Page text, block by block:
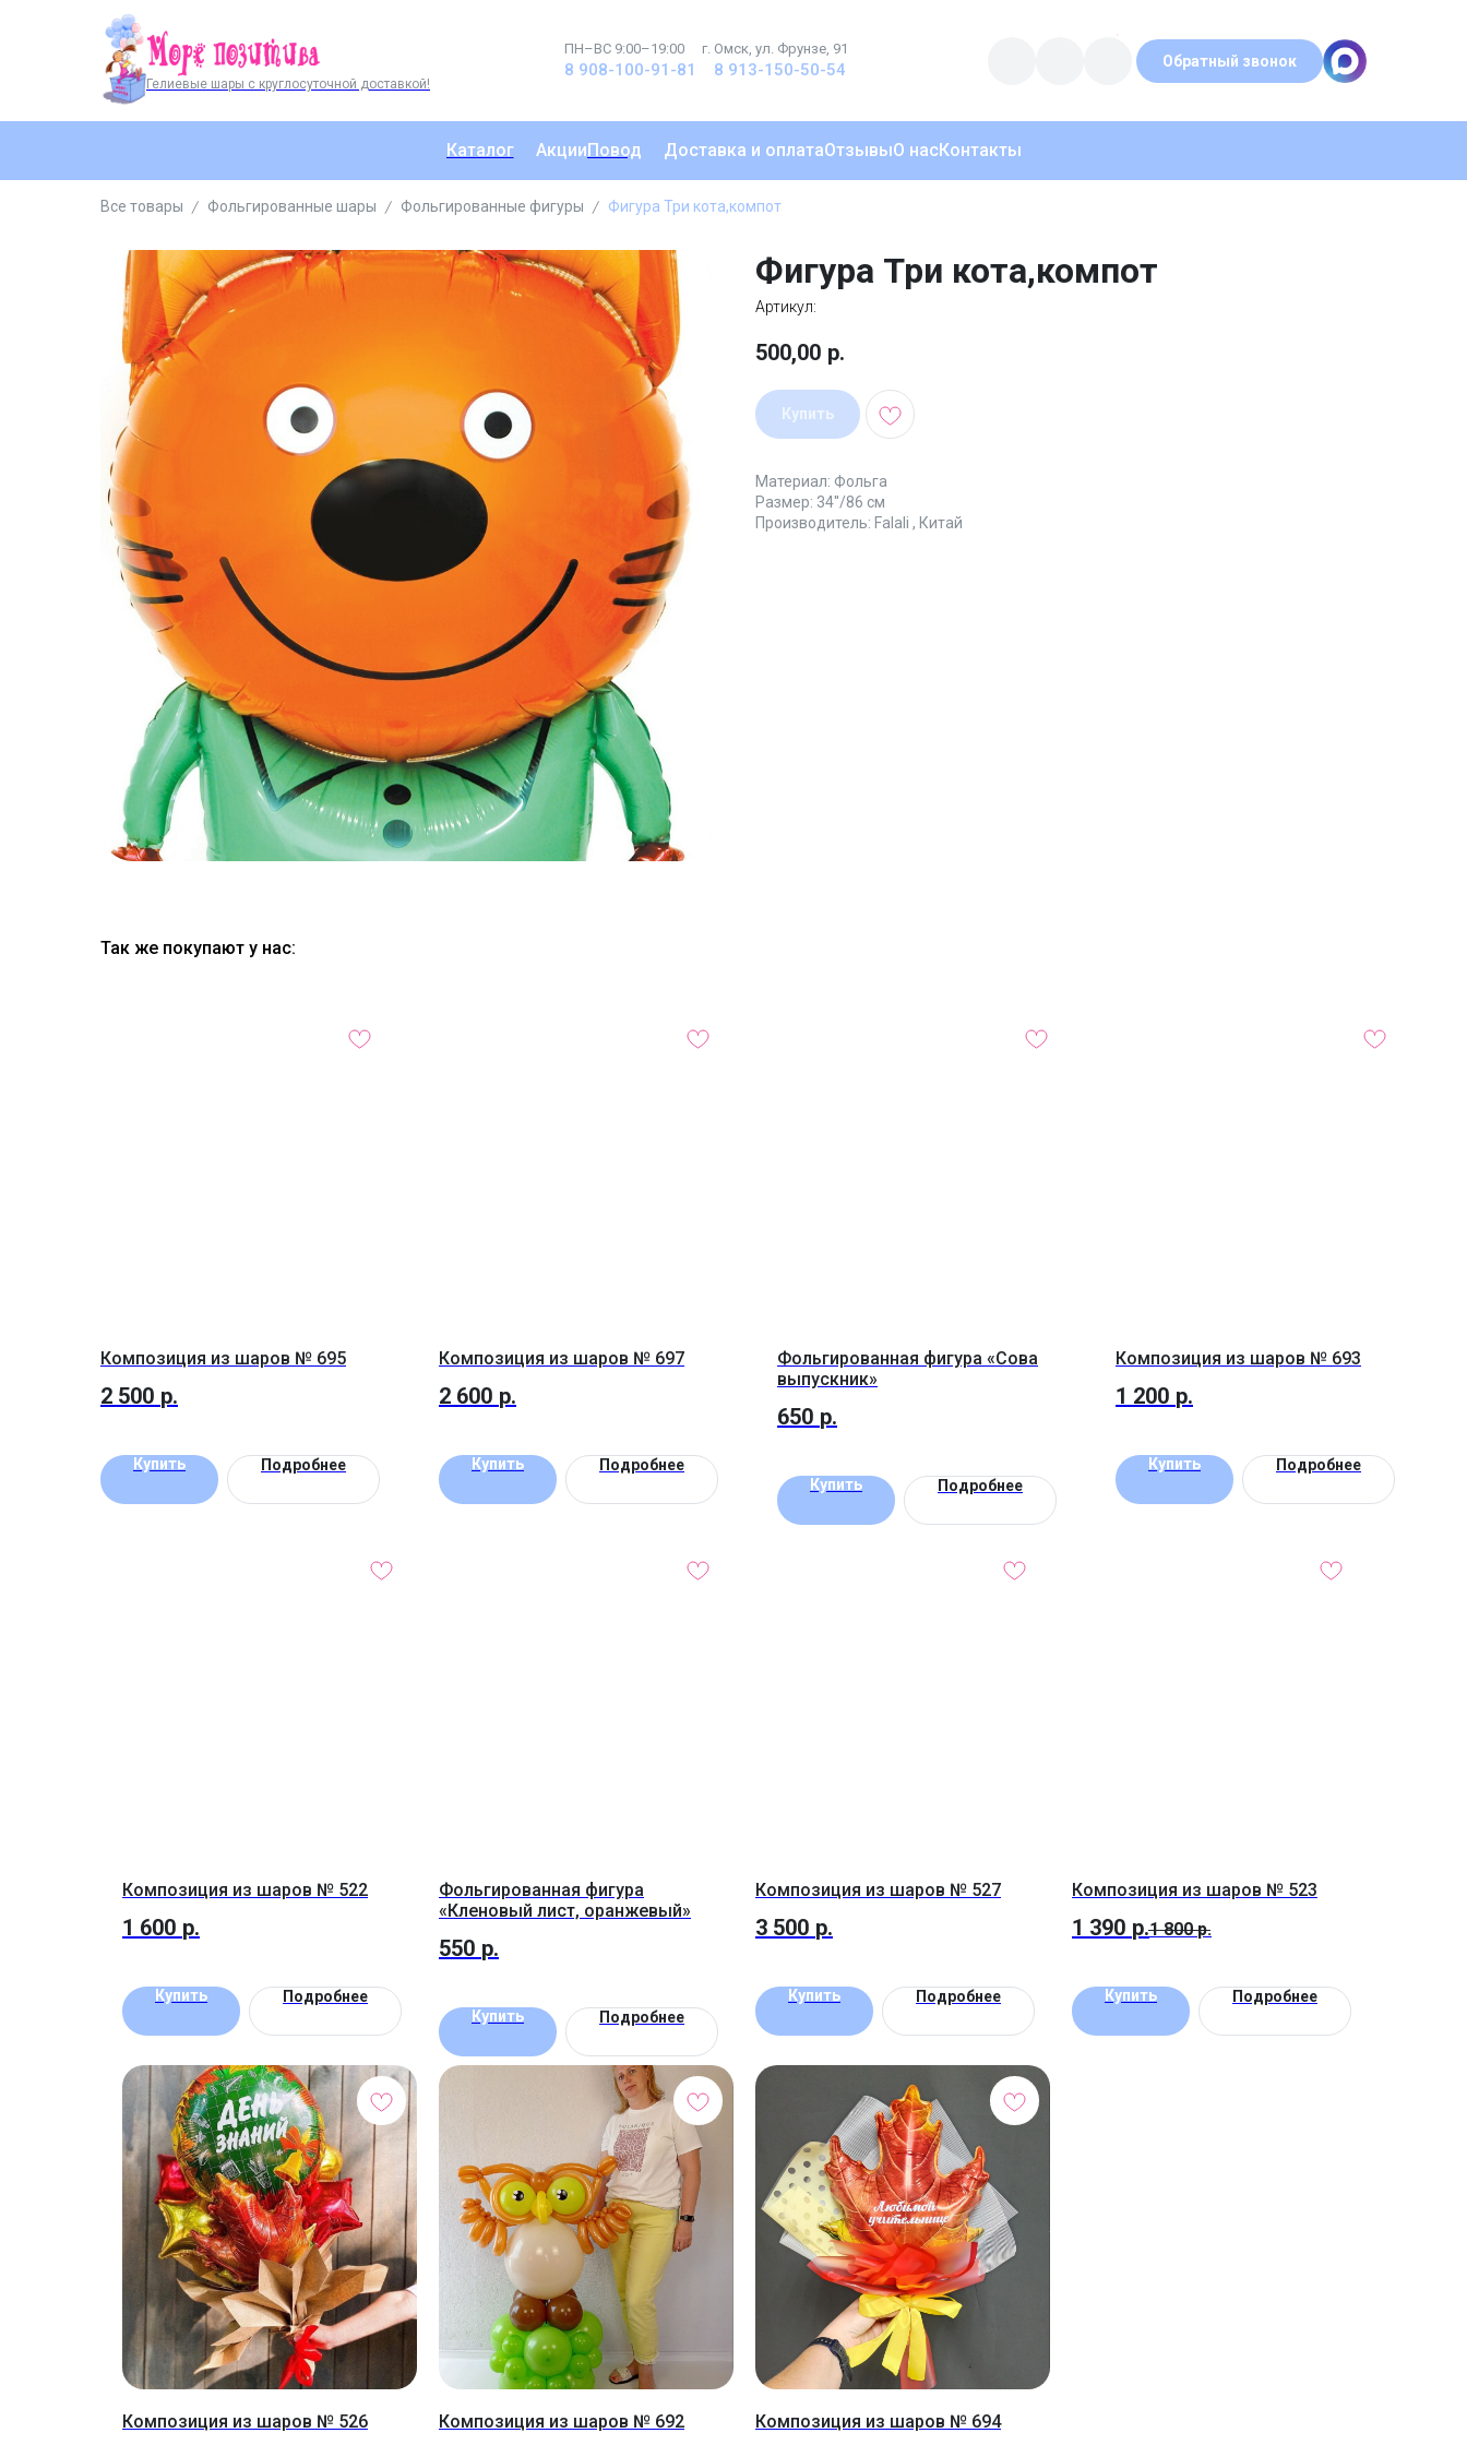
Гелиевые шары с круглосуточной доставкой!
ПН–ВС 9:00–19:00 г. Омск, ул. Фрунзе, 91
8 908-100-91-81 8 913-150-50-54 Обратный звонок
Каталог АкцииПовод Доставка и оплатаОтзывыО насКонтакты
Все товары Фольгированные шары Фольгированные фигуры Фигура Три кота,компот
Фигура Три кота,компот
Артикул:
500,00 р.
Купить
Материал: Фольга
Размер: 34''/86 см
Производитель: Falali , Китай
Так же покупают у нас:
Композиция из шаров № 695
2 500 р.
Купить Подробнее
Композиция из шаров № 697
2 600 р.
Купить Подробнее
Фольгированная фигура «Сова
выпускник»
650 р.
Купить Подробнее
Композиция из шаров № 693
1 200 р.
Купить Подробнее
Композиция из шаров № 522
1 600 р.
Купить Подробнее
Фольгированная фигура
«Кленовый лист, оранжевый»
550 р.
Купить Подробнее
Композиция из шаров № 527
3 500 р.
Купить Подробнее
Композиция из шаров № 523
1 390 р.1 800 р.
Купить Подробнее
Композиция из шаров № 526 Композиция из шаров № 692 Композиция из шаров № 694